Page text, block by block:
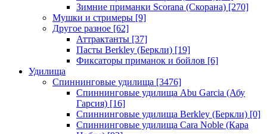
Зимние приманки Scorana (Скорана) [270]
Мушки и стримеры [9]
Другое разное [62]
Аттрактанты [37]
Пасты Berkley (Беркли) [19]
Фиксаторы приманок и бойлов [6]
Удилища
Спиннинговые удилища [3476]
Спиннинговые удилища Abu Garcia (Абу
Гарсия) [16]
Спиннинговые удилища Berkley (Беркли) [0]
Спиннинговые удилища Cara Noble (Кара